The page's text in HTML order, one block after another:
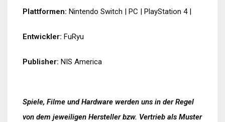
Plattformen: Nintendo Switch | PC | PlayStation 4|
Entwickler: FuRyu
Publisher: NIS America
Spiele, Filme und Hardware werden uns in der Regel
von dem jeweiligen Hersteller bzw. Vertrieb als Muster